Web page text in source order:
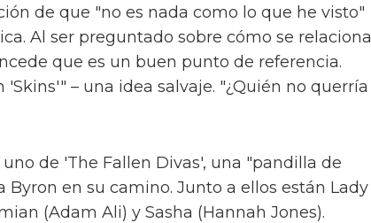
de que "no es nada como lo que he visto"
Al ser preguntado sobre cómo se relaciona
que es un buen punto de referencia.
– una idea salvaje. "¿Quién no querría
de 'The Fallen Divas', una "pandilla de
en su camino. Junto a ellos están Lady
(Adam Ali) y Sasha (Hannah Jones).